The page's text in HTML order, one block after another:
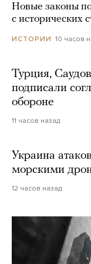
Новые законы
с исторических
ИСТОРИИ 10 часов
Турция,
подписали
обороне
11 часов назад
Украина
морскими
12 часов назад